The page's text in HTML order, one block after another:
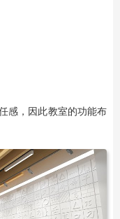
感，因此教室的功能布